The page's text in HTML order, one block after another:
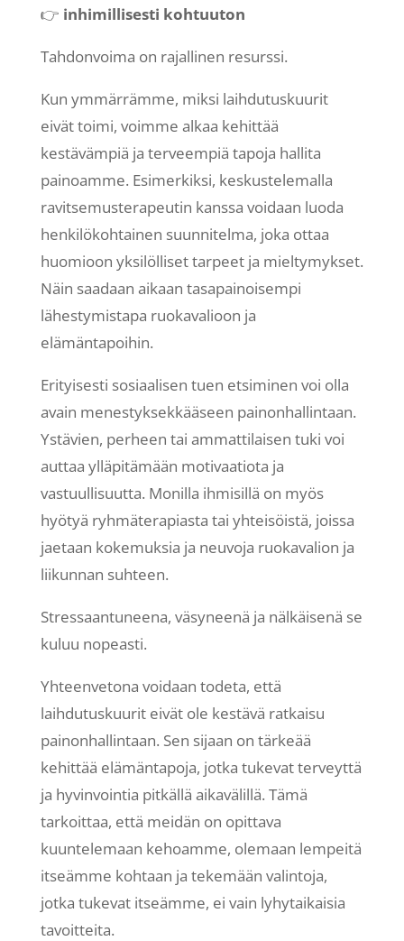
👉 inhimillisesti kohtuuton
Tahdonvoima on rajallinen resurssi.
Kun ymmärrämme, miksi laihdutuskuurit
eivät toimi, voimme alkaa kehittää
kestävämpiä ja terveempiä tapoja hallita
painoamme. Esimerkiksi, keskustelemalla
ravitsemusterapeutin kanssa voidaan luoda
henkilökohtainen suunnitelma, joka ottaa
huomioon yksilölliset tarpeet ja mieltymykset.
Näin saadaan aikaan tasapainoisempi
lähestymistapa ruokavalioon ja
elämäntapoihin.
Erityisesti sosiaalisen tuen etsiminen voi olla
avain menestyksekkääseen painonhallintaan.
Ystävien, perheen tai ammattilaisen tuki voi
auttaa ylläpitämään motivaatiota ja
vastuullisuutta. Monilla ihmisillä on myös
hyötyä ryhmäterapiasta tai yhteisöistä, joissa
jaetaan kokemuksia ja neuvoja ruokavalion ja
liikunnan suhteen.
Stressaantuneena, väsyneenä ja nälkäisenä se
kuluu nopeasti.
Yhteenvetona voidaan todeta, että
laihdutuskuurit eivät ole kestävä ratkaisu
painonhallintaan. Sen sijaan on tärkeää
kehittää elämäntapoja, jotka tukevat terveyttä
ja hyvinvointia pitkällä aikavälillä. Tämä
tarkoittaa, että meidän on opittava
kuuntelemaan kehoamme, olemaan lempeitä
itseämme kohtaan ja tekemään valintoja,
jotka tukevat itseämme, ei vain lyhytaikaisia
tavoitteita.